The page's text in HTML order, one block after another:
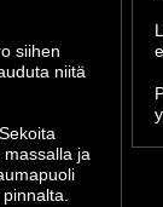
siihen
niitä
massalla ja